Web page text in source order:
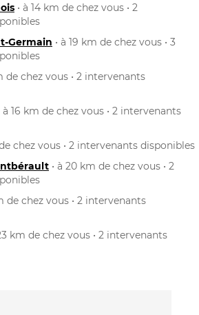
• à 14 km de chez vous • 2
Germain • à 19 km de chez vous • 3
de chez vous • 2 intervenants
à 16 km de chez vous • 2 intervenants
chez vous • 2 intervenants disponibles
• à 20 km de chez vous • 2
de chez vous • 2 intervenants
km de chez vous • 2 intervenants